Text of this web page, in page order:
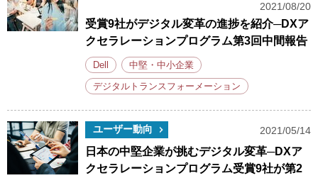
2021/08/20
受賞9社がデジタル変革の進捗を紹介─DXア
クセラレーションプログラム第3回中間報告
Dell 中堅・中小企業
デジタルトランスフォーメーション
ユーザー動向 2021/05/14
日本の中堅企業が挑むデジタル変革─DXア
クセラレーションプログラム受賞9社が第2